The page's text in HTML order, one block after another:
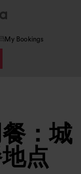
My Bookings
：城
点